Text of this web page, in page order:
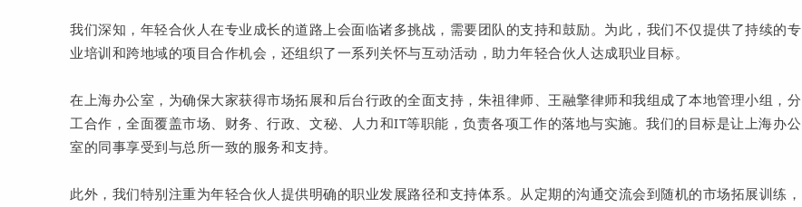
我们深知，年轻合伙人在专业成长的道路上会面临诸多挑战，需要团队的支持和鼓励。为此，我们不仅提供了持续的专
业培训和跨地域的项目合作机会，还组织了一系列关怀与互动活动，助力年轻合伙人达成职业目标。
在上海办公室，为确保大家获得市场拓展和后台行政的全面支持，朱祖律师、王融擎律师和我组成了本地管理小组，分
工合作，全面覆盖市场、财务、行政、文秘、人力和IT等职能，负责各项工作的落地与实施。我们的目标是让上海办公
室的同事享受到与总所一致的服务和支持。
此外，我们特别注重为年轻合伙人提供明确的职业发展路径和支持体系。从定期的沟通交流会到随机的市场拓展训练，